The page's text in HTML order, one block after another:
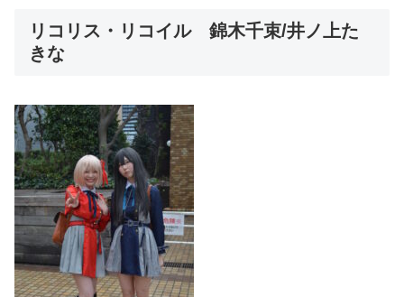
リコリス・リコイル 錦木千束/井ノ上た
きな